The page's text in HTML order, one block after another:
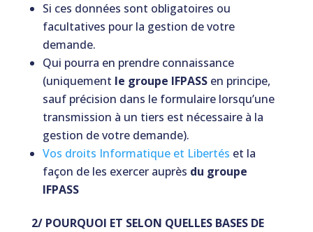
Si ces données sont obligatoires ou
facultatives pour la gestion de votre
demande.
Qui pourra en prendre connaissance
(uniquement le groupe IFPASS en principe,
sauf précision dans le formulaire lorsqu’une
transmission à un tiers est nécessaire à la
gestion de votre demande).
Vos droits Informatique et Libertés et la
façon de les exercer auprès du groupe
IFPASS
2/ POURQUOI ET SELON QUELLES BASES DE